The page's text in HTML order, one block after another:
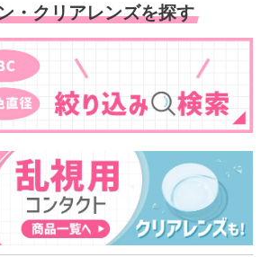
・クリアレンズを探す